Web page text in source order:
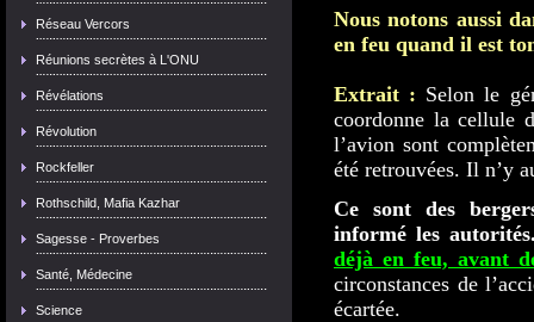
Réseau Vercors
Réunions secrètes à L'ONU
Révélations
Révolution
Rockfeller
Rothschild, Mafia Kazhar
Sagesse - Proverbes
Santé, Médecine
Science
Nous notons aussi
en feu quand il est
Extrait : Selon le
coordonne la cellule
l’avion sont
été retrouvées. Il n’y
Ce sont des
informé les
déjà en feu, avant
circonstances de
écartée.